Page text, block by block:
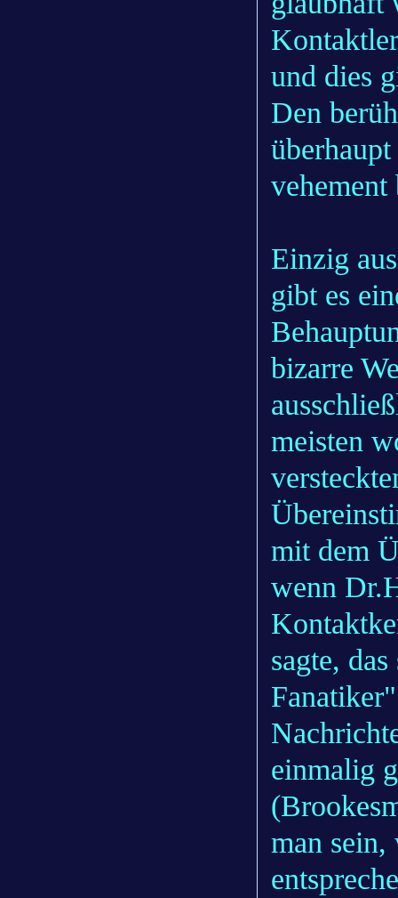
und dies
Den
Einzig
gibt es
bizarre
meisten
mit dem
wenn
sagte,
einmalig
man sein,